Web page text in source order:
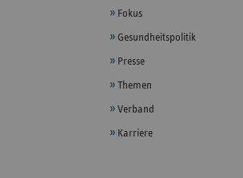
Fokus
Gesundheitspolitik
Presse
Themen
Verband
Karriere